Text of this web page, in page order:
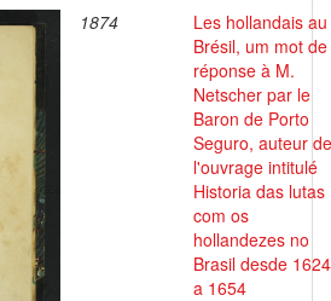
1874
Les hollandais au
Brésil, um mot de
réponse à M.
Netscher par le
Baron de Porto
Seguro, auteur de
l'ouvrage intitulé
Historia das lutas
com os
hollandezes no
Brasil desde 1624
a 1654